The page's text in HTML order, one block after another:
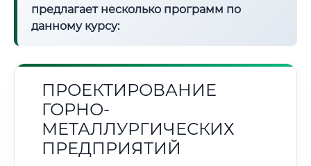
предлагает несколько программ по
данному курсу:
ПРОЕКТИРОВАНИЕ
ГОРНО-
МЕТАЛЛУРГИЧЕСКИХ
ПРЕДПРИЯТИЙ